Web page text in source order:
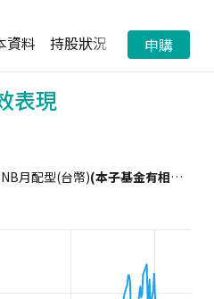
資料 持股狀況 配息狀況
申購
表現
月配型(台幣)(本子基金有相當比重投資於非投資等級之高風險債券且基金之配息來源可能為本金)